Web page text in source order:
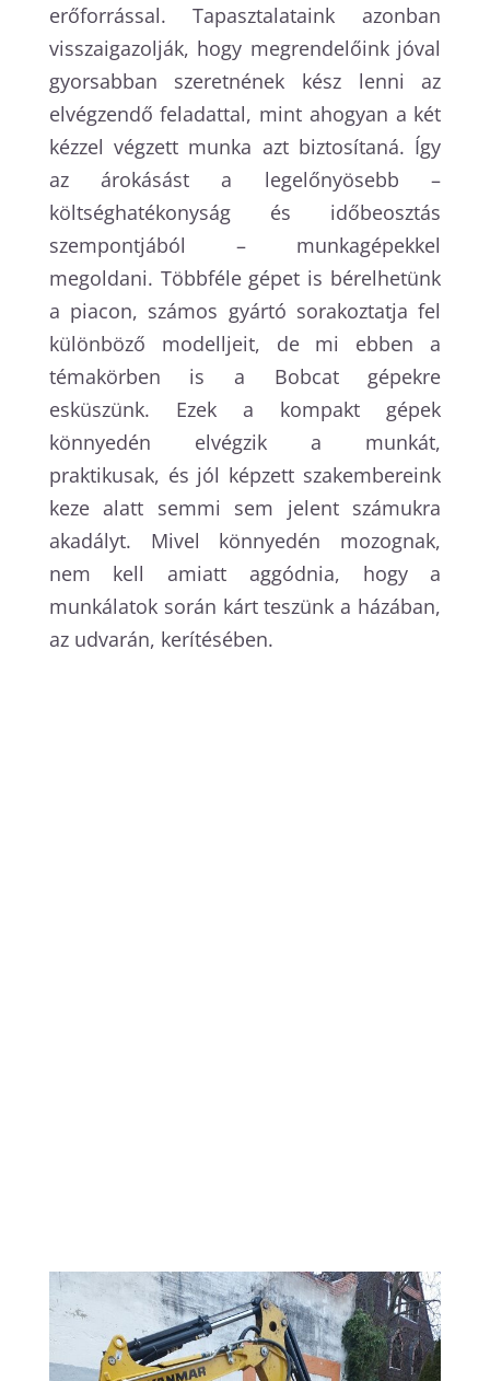
erőforrással. Tapasztalataink azonban
visszaigazolják, hogy megrendelőink jóval
gyorsabban szeretnének kész lenni az
elvégzendő feladattal, mint ahogyan a két
kézzel végzett munka azt biztosítaná. Így
az árokásást a legelőnyösebb –
költséghatékonyság és időbeosztás
szempontjából – munkagépekkel
megoldani. Többféle gépet is bérelhetünk
a piacon, számos gyártó sorakoztatja fel
különböző modelljeit, de mi ebben a
témakörben is a Bobcat gépekre
esküszünk. Ezek a kompakt gépek
könnyedén elvégzik a munkát,
praktikusak, és jól képzett szakembereink
keze alatt semmi sem jelent számukra
akadályt. Mivel könnyedén mozognak,
nem kell amiatt aggódnia, hogy a
munkálatok során kárt teszünk a házában,
az udvarán, kerítésében.